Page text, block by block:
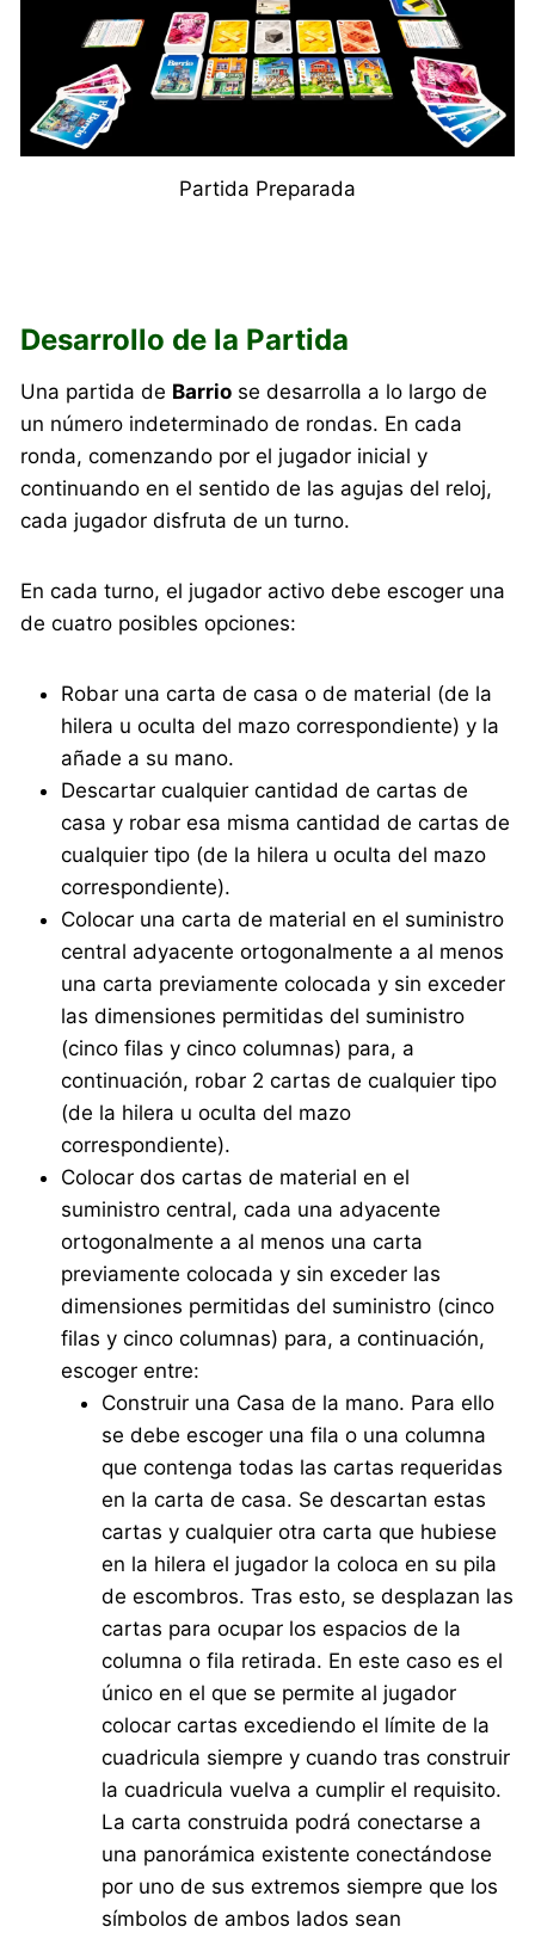
Partida Preparada
Desarrollo de la Partida
Una partida de Barrio se desarrolla a lo largo de
un número indeterminado de rondas. En cada
ronda, comenzando por el jugador inicial y
continuando en el sentido de las agujas del reloj,
cada jugador disfruta de un turno.
En cada turno, el jugador activo debe escoger una
de cuatro posibles opciones:
Robar una carta de casa o de material (de la
hilera u oculta del mazo correspondiente) y la
añade a su mano.
Descartar cualquier cantidad de cartas de
casa y robar esa misma cantidad de cartas de
cualquier tipo (de la hilera u oculta del mazo
correspondiente).
Colocar una carta de material en el suministro
central adyacente ortogonalmente a al menos
una carta previamente colocada y sin exceder
las dimensiones permitidas del suministro
(cinco filas y cinco columnas) para, a
continuación, robar 2 cartas de cualquier tipo
(de la hilera u oculta del mazo
correspondiente).
Colocar dos cartas de material en el
suministro central, cada una adyacente
ortogonalmente a al menos una carta
previamente colocada y sin exceder las
dimensiones permitidas del suministro (cinco
filas y cinco columnas) para, a continuación,
escoger entre:
Construir una Casa de la mano. Para ello
se debe escoger una fila o una columna
que contenga todas las cartas requeridas
en la carta de casa. Se descartan estas
cartas y cualquier otra carta que hubiese
en la hilera el jugador la coloca en su pila
de escombros. Tras esto, se desplazan las
cartas para ocupar los espacios de la
columna o fila retirada. En este caso es el
único en el que se permite al jugador
colocar cartas excediendo el límite de la
cuadricula siempre y cuando tras construir
la cuadricula vuelva a cumplir el requisito.
La carta construida podrá conectarse a
una panorámica existente conectándose
por uno de sus extremos siempre que los
símbolos de ambos lados sean